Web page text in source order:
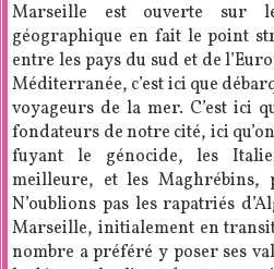
Marseille est ouverte sur
géographique en fait le point
entre les pays du sud et de
Méditerranée, c’est ici que
voyageurs de la mer. C’est ici
fondateurs de notre cité, ici
fuyant le génocide, les
meilleure, et les Maghrébins,
N’oublions pas les rapatriés
Marseille, initialement en
nombre a préféré y poser ses